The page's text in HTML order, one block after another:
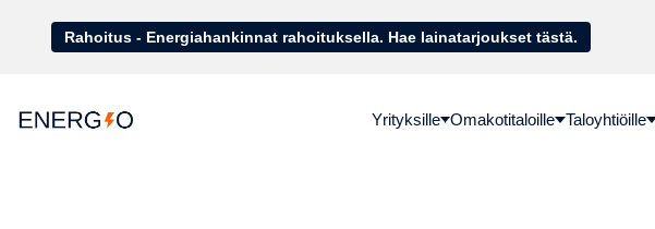
Rahoitus - Energiahankinnat rahoituksella. Hae lainatarjoukset tästä.
Yrityksille Omakotitaloille Taloyhtiöille